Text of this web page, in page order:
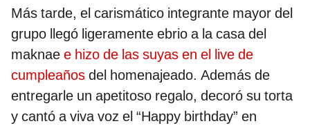
Más tarde, el carismático integrante mayor del
grupo llegó ligeramente ebrio a la casa del
maknae e hizo de las suyas en el live de
cumpleaños del homenajeado. Además de
entregarle un apetitoso regalo, decoró su torta
y cantó a viva voz el “Happy birthday” en